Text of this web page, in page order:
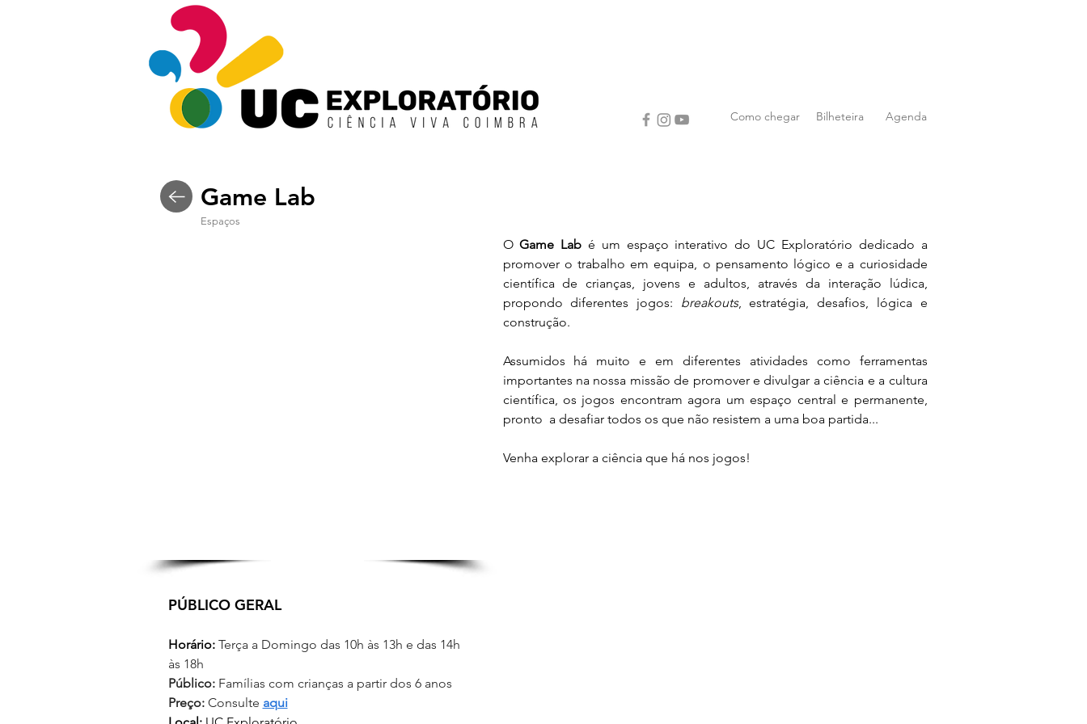
Como chegar Bilheteira Agenda
Game Lab
Espaços
PÚBLICO GERAL
Horário: Terça a Domingo das 10h às 13h e das 14h
às 18h
Público: Famílias com crianças a partir dos 6 anos
Preço: Consulte aqui
O Game Lab é um espaço interativo do UC Exploratório dedicado a
promover o trabalho em equipa, o pensamento lógico e a curiosidade
científica de crianças, jovens e adultos, através da interação lúdica,
propondo diferentes jogos:
breakouts, estratégia, desafios, lógica e
construção.
Assumidos há muito e em diferentes atividades como ferramentas
importantes na nossa missão de promover e divulgar a ciência e a cultura
científica, os jogos encontram agora um espaço central e permanente,
pronto  a desafiar todos os que não resistem a uma boa partida...
Venha explorar a ciência que há nos jogos!